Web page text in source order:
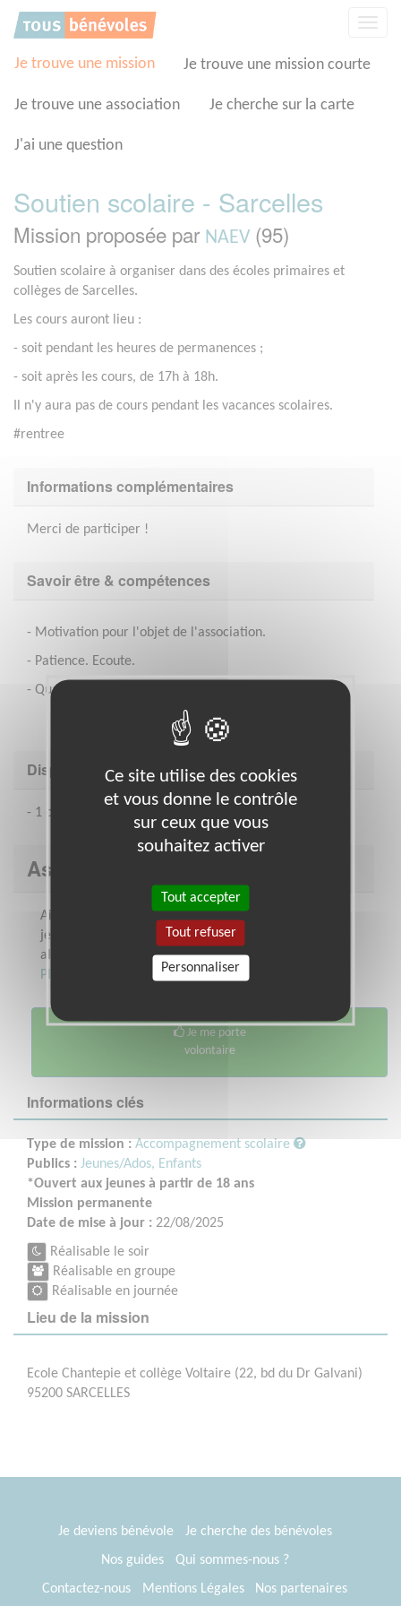
Je trouve une mission Je trouve une mission courte
Je trouve une association Je cherche sur la carte
J'ai une question
Soutien scolaire - Sarcelles
Mission proposée par NAEV (95)
Soutien scolaire à organiser dans des écoles primaires et
collèges de Sarcelles.
Les cours auront lieu :
- soit pendant les heures de permanences ;
- soit après les cours, de 17h à 18h.
Il n'y aura pas de cours pendant les vacances scolaires.
#rentree
Informations complémentaires
Merci de participer !
Savoir être & compétences
- Motivation pour l'objet de l'association.
- Patience. Ecoute.
- Qualités pédagogiques.
Disponibilité demandée
- 1 ou 2 heures par semaine.
Association : NAEV
Aide à l'insertion dans la vie active des
jeunes, adultes et étrangers et
alphabétisation.
Plus sur cette association
Je me porte
volontaire
Informations clés
Type de mission :Accompagnement scolaire
Publics : Jeunes/Ados, Enfants
*Ouvert aux jeunes à partir de 18 ans
Mission permanente
Date de mise à jour : 22/08/2025
Réalisable le soir
Réalisable en groupe
Réalisable en journée
Lieu de la mission
Ecole Chantepie et collège Voltaire (22, bd du Dr Galvani)
95200 SARCELLES
Je deviens bénévole
Je cherche des bénévoles
Nos guides
Qui sommes-nous ?
Contactez-nous
Mentions Légales Nos partenaires
Panneau de gestion des cookies
Ce site utilise des cookies
et vous donne le contrôle
sur ceux que vous
souhaitez activer
Tout accepter
Tout refuser
Personnaliser